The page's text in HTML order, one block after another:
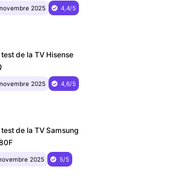
2025 4,4/5
test de la TV Hisense
2025 4,6/5
test de la TV Samsung
2025 5/5